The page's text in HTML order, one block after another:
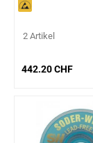
2 Artikel
442.20 CHF